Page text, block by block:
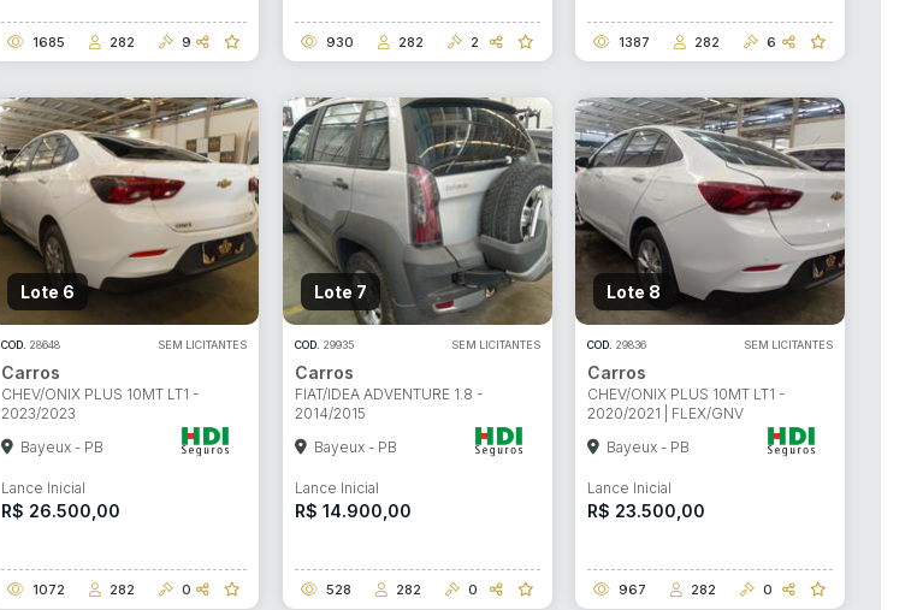
1685 282 9 930 282 2 1387 282 6
Lote 6
COD. 28648 SEM LICITANTES
Carros
CHEV/ONIX PLUS 10MT LT1 -
2023/2023
Bayeux - PB
Lance Inicial
R$ 26.500,00
1072 282 0
Lote 7
COD. 29935 SEM LICITANTES
Carros
FIAT/IDEA ADVENTURE 1.8 -
2014/2015
Bayeux - PB
Lance Inicial
R$ 14.900,00
528 282 0
Lote 8
COD. 29836 SEM LICITANTES
Carros
CHEV/ONIX PLUS 10MT LT1 -
2020/2021 | FLEX/GNV
Bayeux - PB
Lance Inicial
R$ 23.500,00
967 282 0